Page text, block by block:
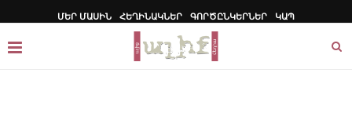
ՄԵՐ ՄԱՍԻՆ ՀԵՂԻՆԱԿՆԵՐ ԳՈՐԾԸՆԿԵՐՆԵՐ ԿԱՊ